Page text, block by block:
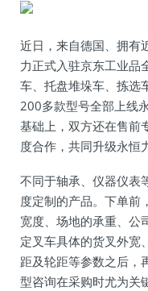
近日，来自德国、拥
力正式入驻京东工业品
车、托盘堆垛车、拣选
200多款型号全部上线
基础上，双方还在售前
度合作，共同升级永恒
不同于轴承、仪器仪表
度定制的产品。下单前
宽度、场地的承重、公
定叉车具体的货叉外宽
距及轮距等参数之后，
型咨询在采购时尤为关